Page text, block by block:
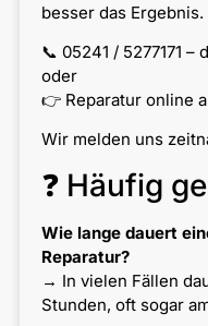
besser das Ergebnis.
📞 05241 / 5277171 –
oder
👉 Reparatur online
Wir melden uns
❓ Häufig
Wie lange dauert
Reparatur?
→ In vielen Fällen
Stunden, oft sogar